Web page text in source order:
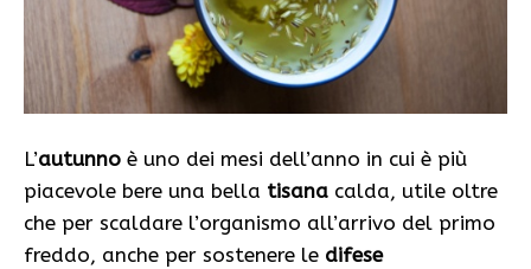
L’autunno è uno dei mesi dell’anno in cui è più
piacevole bere una bella tisana calda, utile oltre
che per scaldare l’organismo all’arrivo del primo
freddo, anche per sostenere le difese